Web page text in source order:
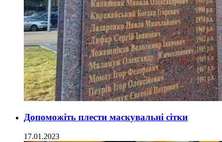
Допоможіть плести маскувальні сітки
17.01.2023